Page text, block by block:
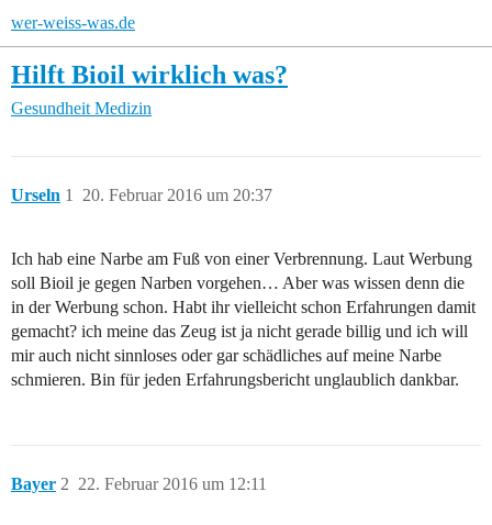
wer-weiss-was.de
Hilft Bioil wirklich was?
Gesundheit Medizin
Urseln 20. Februar 2016 um 20:37
1
Ich hab eine Narbe am Fuß von einer Verbrennung. Laut Werbung
soll Bioil je gegen Narben vorgehen… Aber was wissen denn die
in der Werbung schon. Habt ihr vielleicht schon Erfahrungen damit
gemacht? ich meine das Zeug ist ja nicht gerade billig und ich will
mir auch nicht sinnloses oder gar schädliches auf meine Narbe
schmieren. Bin für jeden Erfahrungsbericht unglaublich dankbar.
Bayer 22. Februar 2016 um 12:11
2